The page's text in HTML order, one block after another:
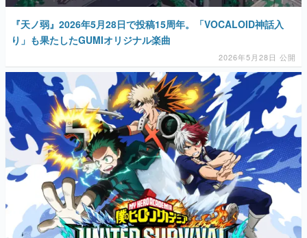
「経験値」「裏技」「ラスボス」… ゲームにまつわる言葉
の起源や用法の変遷を、コンピューター文化史研究家・タ
イニーP氏が徹底調査。
カテゴリ
特集記事
マンガ
女性向け
アプリレビュー
その他
『天ノ弱』2026年5月28日で投稿15周年。「VOCALOID神話入
り」も果たしたGUMIオリジナル楽曲
2026年5月28日 公開